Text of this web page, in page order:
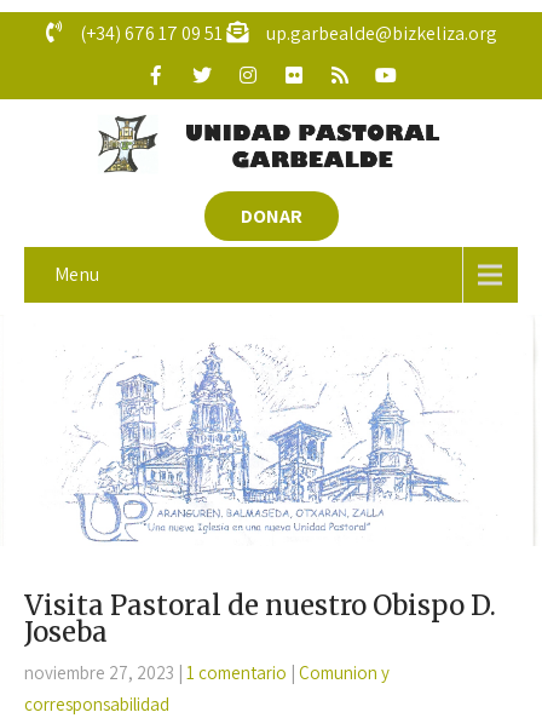
(+34) 676 17 09 51 up.garbealde@bizkeliza.org
DONAR
Menu
Visita Pastoral de nuestro Obispo D.
Joseba
noviembre 27, 2023 1 comentario Comunion y
corresponsabilidad